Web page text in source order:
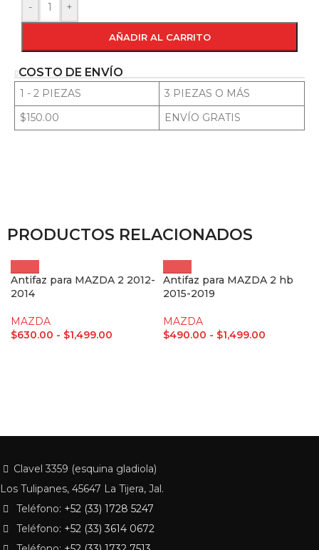
- +
AÑADIR AL CARRITO
COSTO DE ENVÍO
1 - 2 PIEZAS
3 PIEZAS O MÁS
$150.00
ENVÍO GRATIS
PRODUCTOS RELACIONADOS
Antifaz para MAZDA 2 2012-
2014
MAZDA
$630.00 - $1,499.00
Antifaz para MAZDA 2 hb
2015-2019
MAZDA
$490.00 - $1,499.00
Clavel 3359 (esquina gladiola)
Los Tulipanes, 45647 La Tijera, Jal.
Teléfono: +52 (33) 1728 5247
Teléfono: +52 (33) 3614 0672